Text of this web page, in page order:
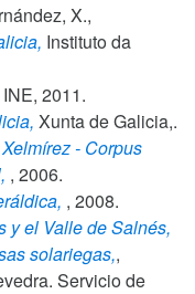
X.,
Instituto da
INE, 2011.
Xunta de Galicia,.
- Corpus
, 2006.
, 2008.
y el Valle de Salnés,
solariegas,,
Servicio de